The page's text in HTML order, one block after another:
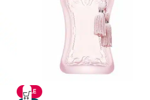
SALE